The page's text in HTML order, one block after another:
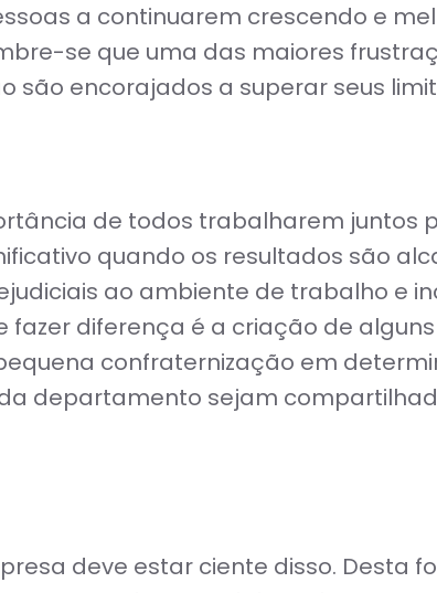
a continuarem crescendo e
se que uma das maiores
são encorajados a superar seus
de todos trabalharem juntos
quando os resultados são
ao ambiente de trabalho e
fazer diferença é a criação de
confraternização em
departamento sejam
deve estar ciente disso. Desta